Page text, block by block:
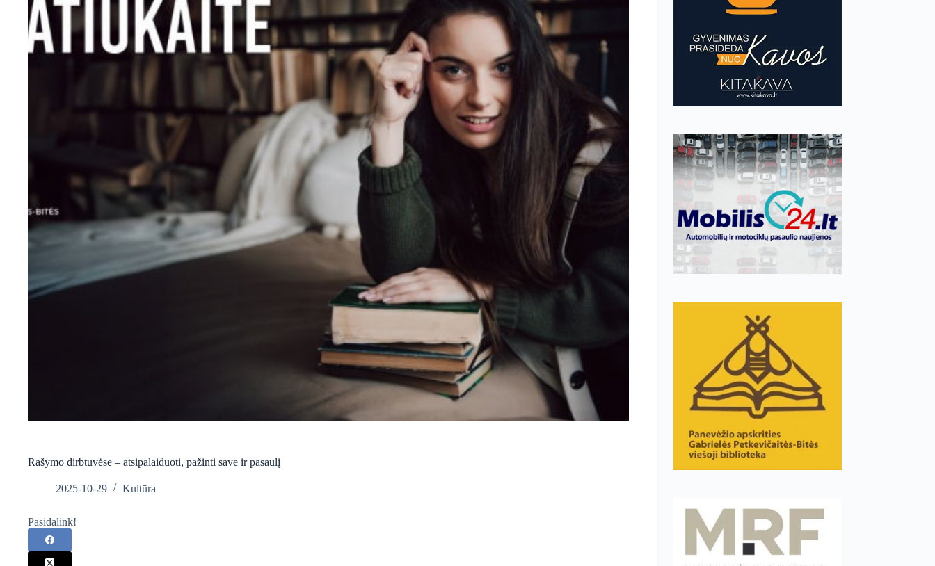
Rašymo dirbtuvėse – atsipalaiduoti, pažinti save ir pasaulį
2025-10-29 Kultūra
Pasidalink!